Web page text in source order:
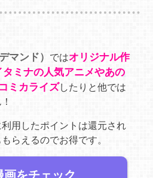
マンド） ではオリジナル作
タミナの人気アニメやあの
ミカライズしたりと他では
用したポイントは還元され
らえるのでお得です。
画をチェック